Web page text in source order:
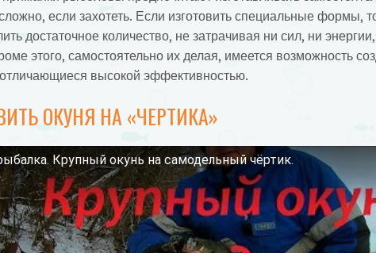
если захотеть. Если изготовить специальные формы,
достаточное количество, не затрачивая ни сил, ни
этого, самостоятельно их делая, имеется возможность
высокой эффективностью.
ОКУНЯ НА «ЧЕРТИКА»
Крупный окунь на самодельный чёртик.
видео на YouTube